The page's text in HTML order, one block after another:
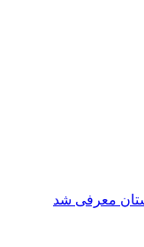
معرفی شد